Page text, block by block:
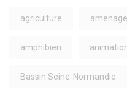
agriculture
amphibien
Bassin Seine-Normandie